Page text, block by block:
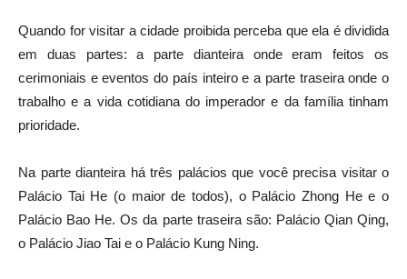
Quando for visitar a cidade proibida perceba que ela é dividida
em duas partes: a parte dianteira onde eram feitos os
cerimoniais e eventos do país inteiro e a parte traseira onde o
trabalho e a vida cotidiana do imperador e da família tinham
prioridade.
Na parte dianteira há três palácios que você precisa visitar o
Palácio Tai He (o maior de todos), o Palácio Zhong He e o
Palácio Bao He. Os da parte traseira são: Palácio Qian Qing,
o Palácio Jiao Tai e o Palácio Kung Ning.